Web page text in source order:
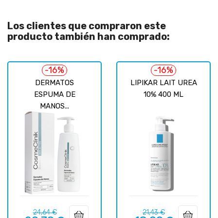
Los clientes que compraron este
producto también han comprado:
DERMATOS
ESPUMA DE
MANOS...
-16%
Precio
24,64 €Precio
LIPIKAR LAIT UREA
10% 400 ML
-16%
Precio
21,43 €Precio